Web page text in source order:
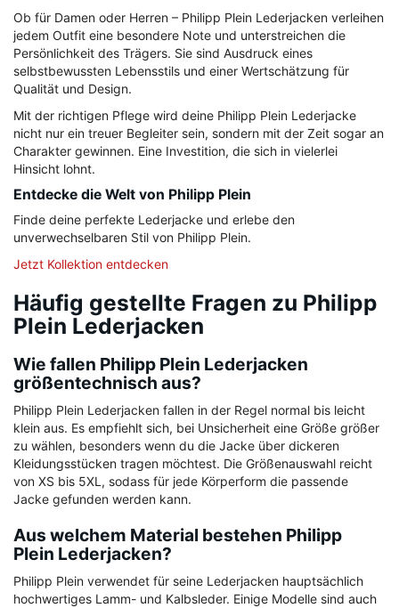
Ob für Damen oder Herren – Philipp Plein Lederjacken verleihen
jedem Outfit eine besondere Note und unterstreichen die
Persönlichkeit des Trägers. Sie sind Ausdruck eines
selbstbewussten Lebensstils und einer Wertschätzung für
Qualität und Design.
Mit der richtigen Pflege wird deine Philipp Plein Lederjacke
nicht nur ein treuer Begleiter sein, sondern mit der Zeit sogar an
Charakter gewinnen. Eine Investition, die sich in vielerlei
Hinsicht lohnt.
Entdecke die Welt von Philipp Plein
Finde deine perfekte Lederjacke und erlebe den
unverwechselbaren Stil von Philipp Plein.
Jetzt Kollektion entdecken
Häufig gestellte Fragen zu Philipp
Plein Lederjacken
Wie fallen Philipp Plein Lederjacken
größentechnisch aus?
Philipp Plein Lederjacken fallen in der Regel normal bis leicht
klein aus. Es empfiehlt sich, bei Unsicherheit eine Größe größer
zu wählen, besonders wenn du die Jacke über dickeren
Kleidungsstücken tragen möchtest. Die Größenauswahl reicht
von XS bis 5XL, sodass für jede Körperform die passende
Jacke gefunden werden kann.
Aus welchem Material bestehen Philipp
Plein Lederjacken?
Philipp Plein verwendet für seine Lederjacken hauptsächlich
hochwertiges Lamm- und Kalbsleder. Einige Modelle sind auch